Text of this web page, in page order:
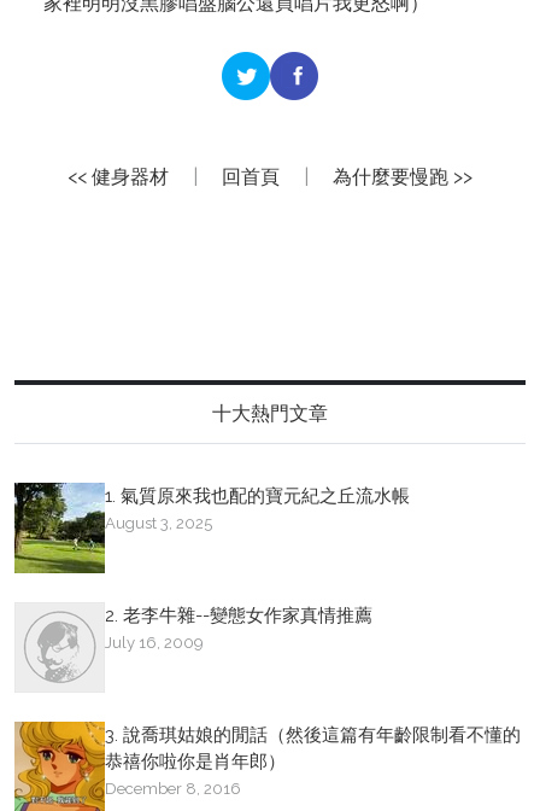
<< 健身器材 回首頁 為什麼要慢跑 >>
十大熱門文章
1. 氣質原來我也配的寶元紀之丘流水帳
August 3, 2025
2. 老李牛雜--變態女作家真情推薦
July 16, 2009
3. 說喬琪姑娘的閒話（然後這篇有年齡限制看不懂的
恭禧你啦你是肖年郎）
December 8, 2016